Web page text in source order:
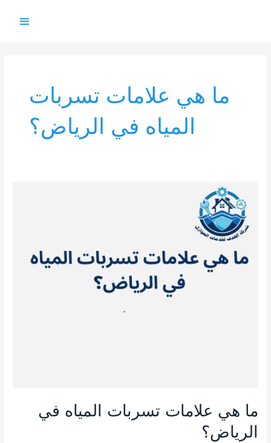
ما هي علامات تسربات
المياه في الرياض؟
ما هي علامات تسربات المياه في
الرياض؟
علامات
تسربات
المياه
الرياض؟